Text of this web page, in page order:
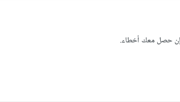
إن حصل معك أخطاء.